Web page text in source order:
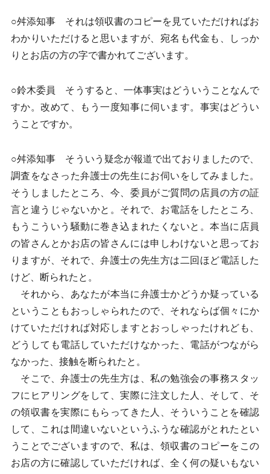
○舛添知事 それは領収書のコピーを見ていただければお
わかりいただけると思いますが、宛名も代金も、しっか
りとお店の方の字で書かれてございます。
○鈴木委員 そうすると、一体事実はどういうことなんで
すか。改めて、もう一度知事に伺います。事実はどうい
うことですか。
○舛添知事 そういう疑念が報道で出ておりましたので、
調査をなさった弁護士の先生にお伺いをしてみました。
そうしましたところ、今、委員がご質問の店員の方の証
言と違うじゃないかと。それで、お電話をしたところ、
もうこういう騒動に巻き込まれたくないと。本当に店員
の皆さんとかお店の皆さんには申しわけないと思ってお
りますが、それで、弁護士の先生方は二回ほど電話した
けど、断られたと。
それから、あなたが本当に弁護士かどうか疑っている
ということもおっしゃられたので、それならば個々にか
けていただければ対応しますとおっしゃったけれども、
どうしても電話していただけなかった、電話がつながら
なかった、接触を断られたと。
そこで、弁護士の先生方は、私の勉強会の事務スタッ
フにヒアリングをして、実際に注文した人、そして、そ
の領収書を実際にもらってきた人、そういうことを確認
して、これは間違いないというふうな確認がとれたとい
うことでございますので、私は、領収書のコピーをこの
お店の方に確認していただければ、全く何の疑いもない